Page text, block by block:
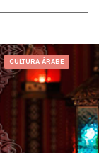
CULTURA ÁRABE